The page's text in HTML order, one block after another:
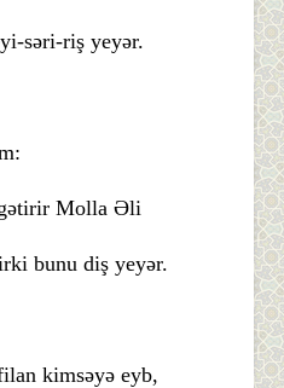
səri-riş yeyər.
Molla Əli
bunu diş yeyər.
kimsəyə eyb,